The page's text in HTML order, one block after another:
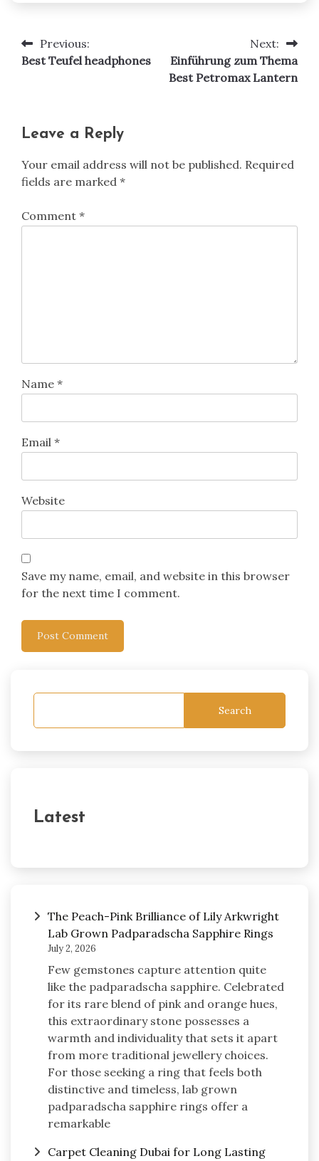
PostPrevious:
Best Teufel headphones
Next:
Einführung zum Thema
Best Petromax Lantern
Leave a Reply
Your email address will not be published. Required
fields are marked *
Comment *
Name *
Email *
Website
Save my name, email, and website in this browser
for the next time I comment.
Search
Latest
The Peach-Pink Brilliance of Lily Arkwright
Lab Grown Padparadscha Sapphire Rings
July 2, 2026
Few gemstones capture attention quite
like the padparadscha sapphire. Celebrated
for its rare blend of pink and orange hues,
this extraordinary stone possesses a
warmth and individuality that sets it apart
from more traditional jewellery choices.
For those seeking a ring that feels both
distinctive and timeless, lab grown
padparadscha sapphire rings offer a
remarkable
Carpet Cleaning Dubai for Long Lasting